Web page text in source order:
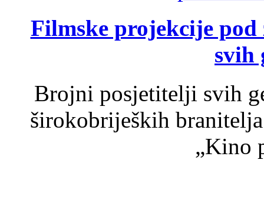
Filmske projekcije
svih
Brojni posjetitelji svih
širokobrijeških
„Kino